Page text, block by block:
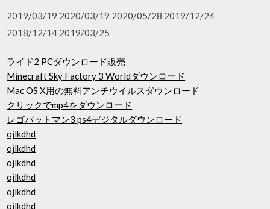
2019/03/19 2020/03/19 2020/05/28 2019/12/24
2018/12/14 2019/03/25
ライド2 PCダウンロード販売
Minecraft Sky Factory 3 Worldダウンロード
Mac OS X用の無料アンチウイルスダウンロード
クリックでmp4をダウンロード
レゴバットマン3 ps4デジタルダウンロード
ojlkdhd
ojlkdhd
ojlkdhd
ojlkdhd
ojlkdhd
ojlkdhd